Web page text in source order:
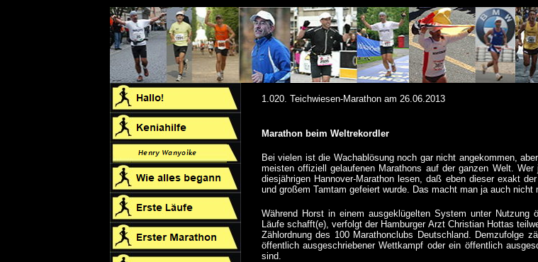
1.020. Teichwiesen-Marathon am 26.06.2013
Marathon beim Weltrekordler
Bei vielen ist die Wachablösung noch gar nicht angekommen,
meisten offiziell gelaufenen Marathons auf der ganzen Welt.
diesjährigen Hannover-Marathon lesen, daß eben dieser exakt
und großem Tamtam gefeiert wurde. Das macht man ja auch
Während Horst in einem ausgeklügelten System unter
Läufe schafft(e), verfolgt der Hamburger Arzt Christian Hottas
Zählordnung des 100 Marathonclubs Deutschland. Demzufolge
öffentlich ausgeschriebener Wettkampf oder ein öffentlich
sind.